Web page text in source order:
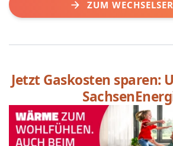
ZUM
Jetzt Gaskosten sparen: